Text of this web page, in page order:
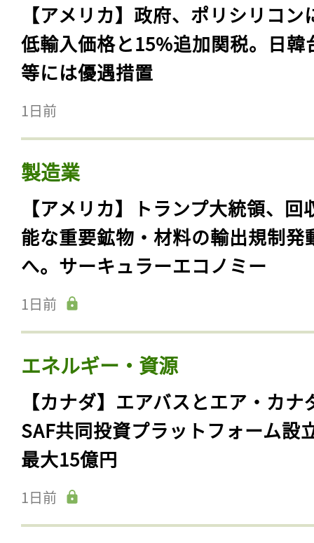
【アメリカ】政府、ポリシリコン
低輸入価格と15%追加関税。日韓
等には優遇措置
1日前
製造業
【アメリカ】トランプ大統領、回
能な重要鉱物・材料の輸出規制発
へ。サーキュラーエコノミー
1日前
エネルギー・資源
【カナダ】エアバスとエア・カナ
SAF共同投資プラットフォーム設
最大15億円
1日前